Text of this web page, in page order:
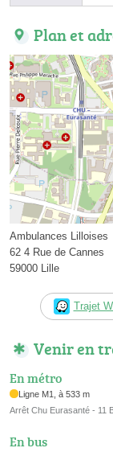
Plan et
Ambulances Lilloises
62 4 Rue de Cannes
59000 Lille
Trajet
Venir en
En métro
Ligne M1, à 533 m
Arrêt Chu Eurasanté - 11
En bus